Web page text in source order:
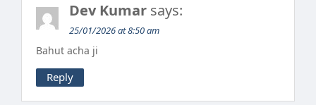
Dev Kumar says:
25/01/2026 at 8:50 am
Bahut acha ji
Reply